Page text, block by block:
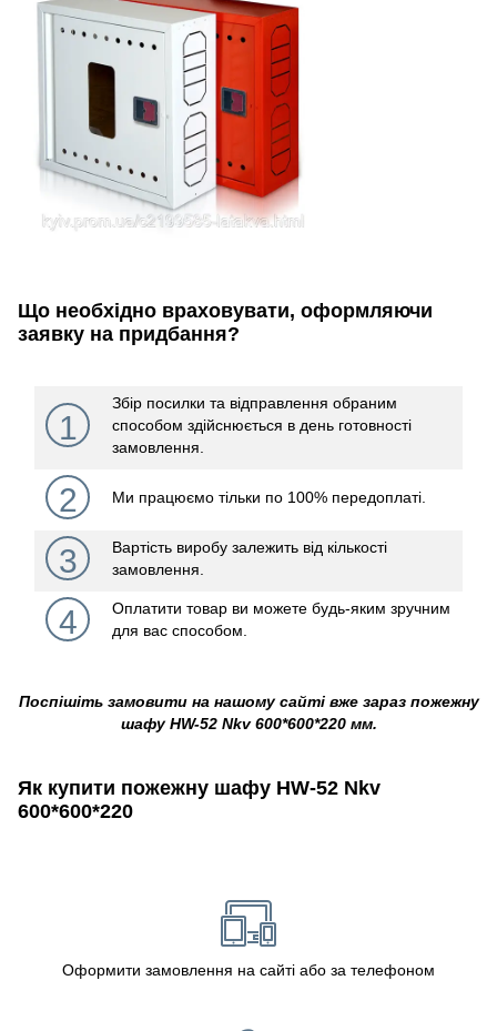
Що необхідно враховувати, оформляючи
заявку на придбання?
1
Збір посилки та відправлення обраним
способом здійснюється в день готовності
замовлення.
2 Ми працюємо тільки по 100% передоплаті.
3
Вартість виробу залежить від кількості
замовлення.
4
Оплатити товар ви можете будь-яким зручним
для вас способом.
Поспішіть замовити на нашому сайті вже зараз пожежну
шафу HW-52 Nkv 600*600*220 мм.
Як купити пожежну шафу HW-52 Nkv
600*600*220
Оформити замовлення на сайті або за телефоном